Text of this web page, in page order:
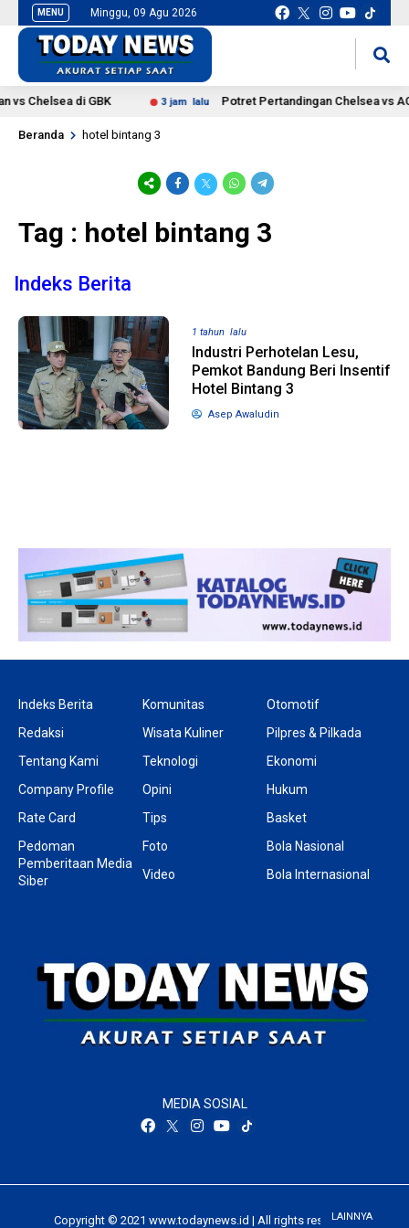
MENU Minggu, 09 Agu 2026
Chelsea di GBK 3 jam lalu Potret Pertandingan Chelsea vs AC
Beranda hotel bintang 3
Tag : hotel bintang 3
Indeks Berita
1 tahun lalu
Industri Perhotelan Lesu,
Pemkot Bandung Beri Insentif
Hotel Bintang 3
Asep Awaludin
DPRD
LAINNYA
Indeks Berita
Redaksi
Tentang Kami
Company Profile
Rate Card
Pedoman
Pemberitaan Media
Siber
Komunitas
Wisata Kuliner
Teknologi
Opini
Tips
Foto
Video
Otomotif
Pilpres & Pilkada
Ekonomi
Hukum
Basket
Bola Nasional
Bola Internasional
MEDIA SOSIAL
Copyright © 2021 www.todaynews.id | All rights reserved.